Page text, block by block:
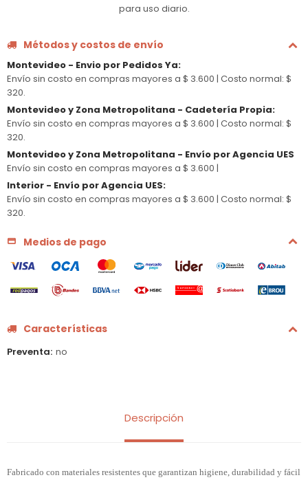
para uso diario.
Métodos y costos de envío
Montevideo - Envio por Pedidos Ya:
Envío sin costo en compras mayores a $ 3.600 | Costo normal: $
320.
Montevideo y Zona Metropolitana - Cadetería Propia:
Envío sin costo en compras mayores a $ 3.600 | Costo normal: $
320.
Montevideo y Zona Metropolitana - Envío por Agencia UES
Envío sin costo en compras mayores a $ 3.600 |
Interior - Envío por Agencia UES:
Envío sin costo en compras mayores a $ 3.600 | Costo normal: $
320.
Medios de pago
Características
Preventa no
Descripción
Fabricado con materiales resistentes que garantizan higiene, durabilidad y fácil